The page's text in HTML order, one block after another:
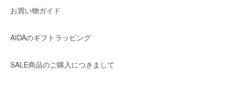
お買い物ガイド
AIDAのギフトラッピング
SALE商品のご購入につきまして